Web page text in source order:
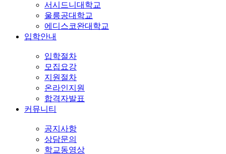
서시드니대학교
울릉공대학교
에디스코완대학교
입학안내
입학절차
모집요강
지원절차
온라인지원
합격자발표
커뮤니티
공지사항
상담문의
학교동영상